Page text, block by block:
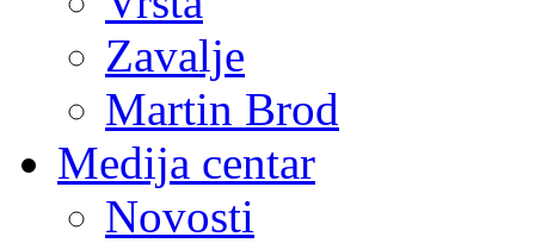
Zavalje
Martin Brod
Medija centar
Novosti